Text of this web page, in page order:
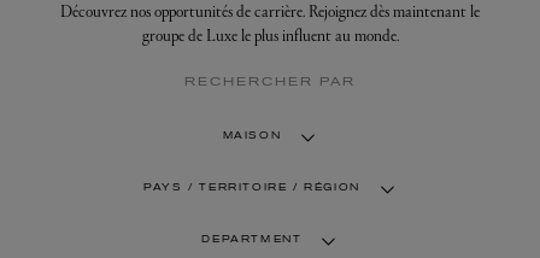
PRESSE
Découvrez nos opportunités de carrière. Rejoignez dès maintenant le
groupe de Luxe le plus influent au monde.
RECHERCHER PAR
MAISON
PAYS / TERRITOIRE / RÉGION
DEPARTMENT